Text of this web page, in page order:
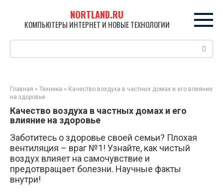
контенту
NORTLAND.RU
КОМПЬЮТЕРЫ ИНТЕРНЕТ И НОВЫЕ ТЕХНОЛОГИИ
Главная » Техника » Качество воздуха в частных домах и его влияние
на здоровье
Качество воздуха в частных домах и его
влияние на здоровье
Заботитесь о здоровье своей семьи? Плохая
вентиляция – враг №1! Узнайте, как чистый
воздух влияет на самочувствие и
предотвращает болезни. Научные факты
внутри!